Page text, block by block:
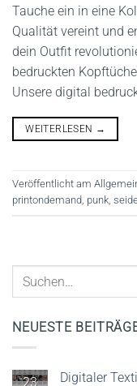
Tauche ein in eine
Qualität vereint und
dein Outfit
bedruckten
Unsere digital
WEITERLESEN →
Veröffentlicht am
printondemand, punk,
NEUESTE
23
Digitaler